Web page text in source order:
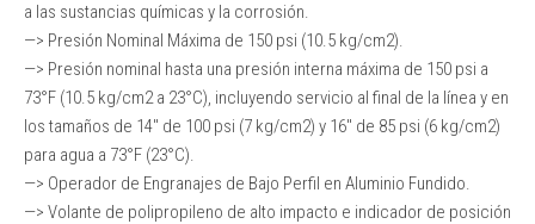
a las sustancias químicas y la corrosión.
—> Presión Nominal Máxima de 150 psi (10.5 kg/cm2).
—> Presión nominal hasta una presión interna máxima de 150 psi a
73°F (10.5 kg/cm2 a 23°C), incluyendo servicio al final de la línea y en
los tamaños de 14″ de 100 psi (7 kg/cm2) y 16″ de 85 psi (6 kg/cm2)
para agua a 73°F (23°C).
—> Operador de Engranajes de Bajo Perfil en Aluminio Fundido.
—> Volante de polipropileno de alto impacto e indicador de posición